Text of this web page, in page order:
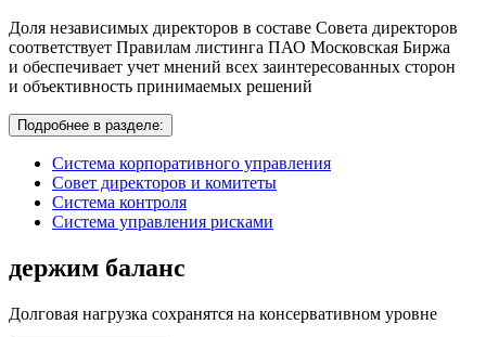
Доля независимых директоров в составе Совета директоров
соответствует Правилам листинга ПАО Московская Биржа
и обеспечивает учет мнений всех заинтересованных сторон
и объективность принимаемых решений
Подробнее в разделе:
Система корпоративного управления
Совет директоров и комитеты
Система контроля
Система управления рисками
держим баланс
Долговая нагрузка сохранятся на консервативном уровне